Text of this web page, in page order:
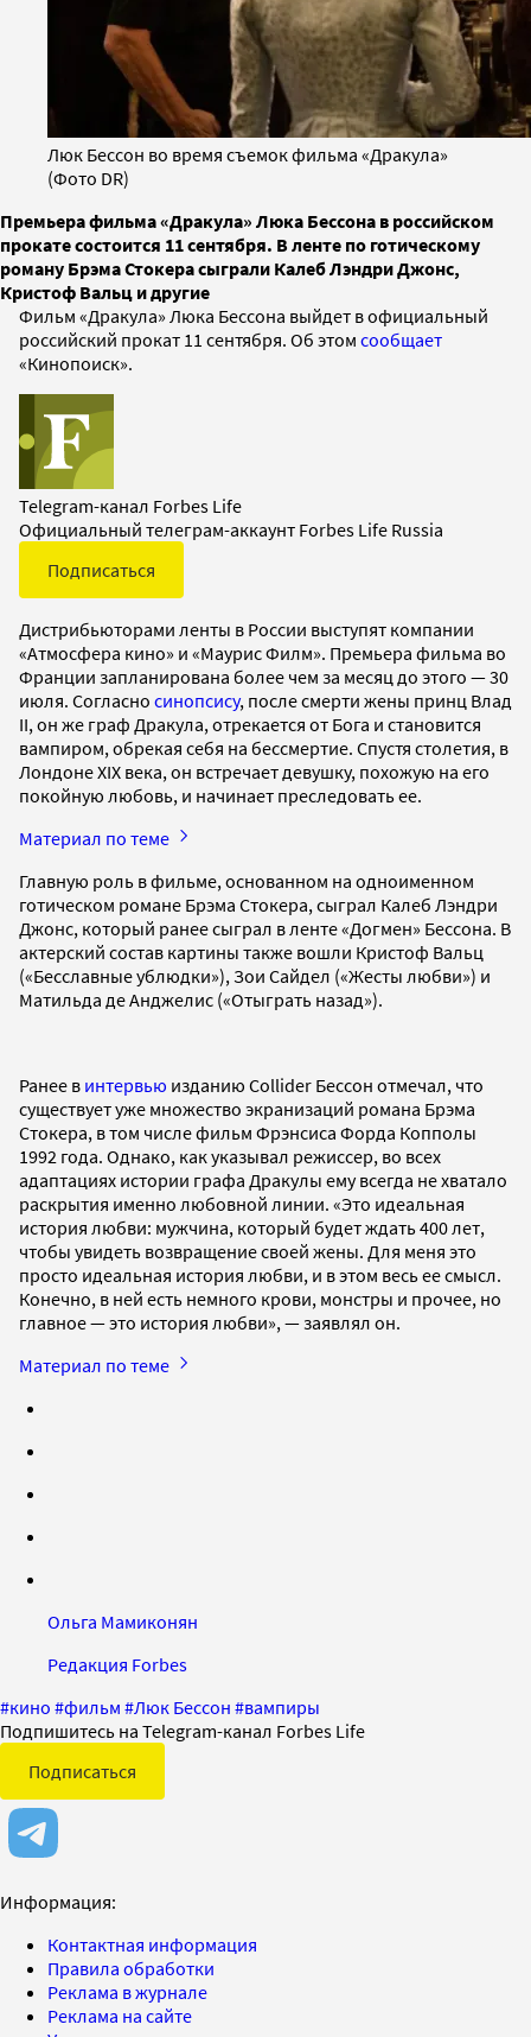
Люк Бессон во время съемок фильма «Дракула»
(Фото DR)
Премьера фильма «Дракула» Люка Бессона в российском
прокате состоится 11 сентября. В ленте по готическому
роману Брэма Стокера сыграли Калеб Лэндри Джонс,
Кристоф Вальц и другие
Фильм «Дракула» Люка Бессона выйдет в официальный
российский прокат 11 сентября. Об этом сообщает
«Кинопоиск».
Telegram-канал Forbes Life
Официальный телеграм-аккаунт Forbes Life Russia
Подписаться
Дистрибьюторами ленты в России выступят компании
«Атмосфера кино» и «Маурис Филм». Премьера фильма во
Франции запланирована более чем за месяц до этого — 30
июля. Согласно синопсису, после смерти жены принц Влад
II, он же граф Дракула, отрекается от Бога и становится
вампиром, обрекая себя на бессмертие. Спустя столетия, в
Лондоне XIX века, он встречает девушку, похожую на его
покойную любовь, и начинает преследовать ее.
Материал по теме
Главную роль в фильме, основанном на одноименном
готическом романе Брэма Стокера, сыграл Калеб Лэндри
Джонс, который ранее сыграл в ленте «Догмен» Бессона. В
актерский состав картины также вошли Кристоф Вальц
(«Бесславные ублюдки»), Зои Сайдел («Жесты любви») и
Матильда де Анджелис («Отыграть назад»).
Ранее в интервью изданию Collider Бессон отмечал, что
существует уже множество экранизаций романа Брэма
Стокера, в том числе фильм Фрэнсиса Форда Копполы
1992 года. Однако, как указывал режиссер, во всех
адаптациях истории графа Дракулы ему всегда не хватало
раскрытия именно любовной линии. «Это идеальная
история любви: мужчина, который будет ждать 400 лет,
чтобы увидеть возвращение своей жены. Для меня это
просто идеальная история любви, и в этом весь ее смысл.
Конечно, в ней есть немного крови, монстры и прочее, но
главное — это история любви», — заявлял он.
Материал по теме
Ольга Мамиконян
Редакция Forbes
#кино #фильм #Люк Бессон #вампиры
Подпишитесь на Telegram-канал Forbes Life
Подписаться
Информация:
Контактная информация
Правила обработки
Реклама в журнале
Реклама на сайте